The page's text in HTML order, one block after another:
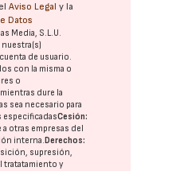
Aviso Legal y la
Datos
Media, S.L.U.
de usuario.
con la misma o
o
mientras dure la
sea necesario para
especificadasCesión:
a otras empresas del
interna. Derechos:
supresión,
tratatamiento y